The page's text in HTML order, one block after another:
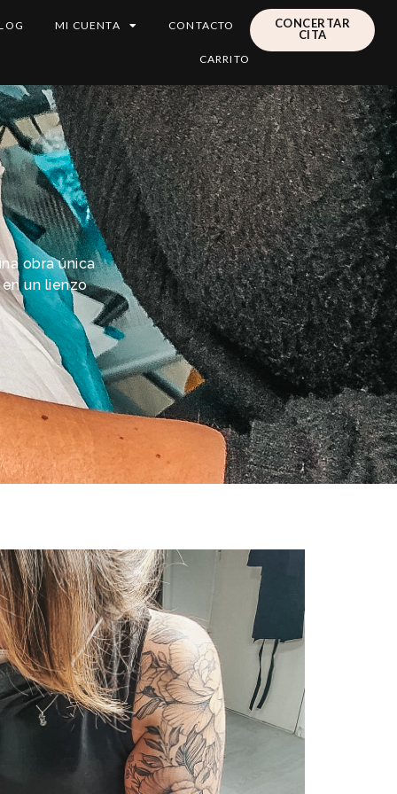
MI CUENTA CONTACTO
CARRITO
CONCERTAR
CITA
obra única
un lienzo